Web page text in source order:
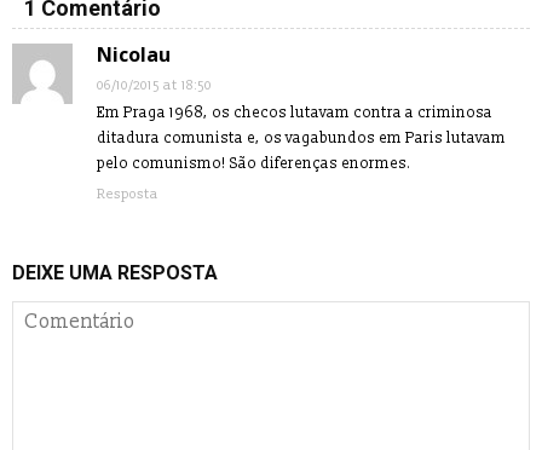
1 Comentário
Nicolau
06/10/2015 at 18:50
Em Praga 1968, os checos lutavam contra a criminosa
ditadura comunista e, os vagabundos em Paris lutavam
pelo comunismo! São diferenças enormes.
Resposta
DEIXE UMA RESPOSTA